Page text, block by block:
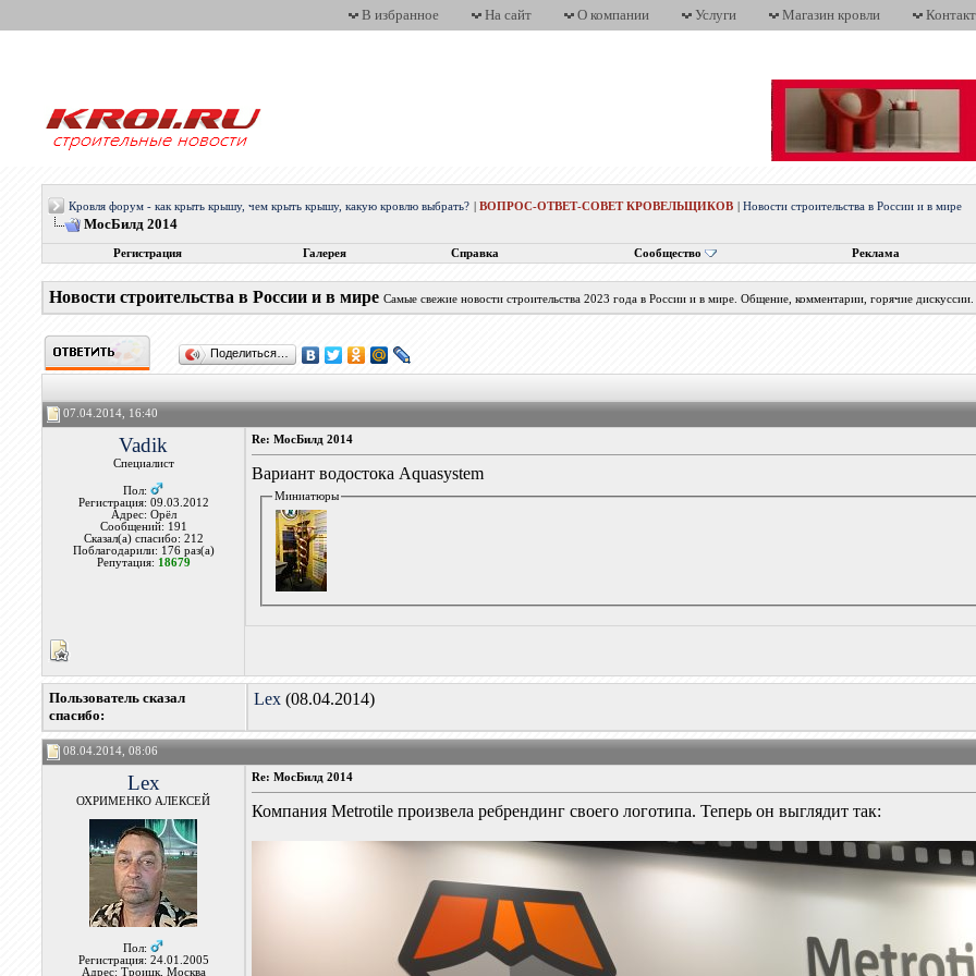
В избранное На сайт О компании Услуги Магазин кровли
Кровля форум - как крыть крышу, чем крыть крышу, какую кровлю выбрать? |ВОПРОС-ОТВЕТ-СОВЕТ КРОВЕЛЬЩИКОВ |Новости строительства в России и в мире
МосБилд 2014
Регистрация Галерея Справка Сообщество Реклама
Новости строительства в России и в мире Самые свежие новости строительства 2023 года в России и в мире. Общение, комментарии, горячие дискуссии.
Поделиться…
07.04.2014, 16:40
Vadik
Специалист
Пол:
Регистрация: 09.03.2012
Адрес: Орёл
Сообщений: 191
Сказал(а) спасибо: 212
Поблагодарили: 176 раз(а)
Репутация: 18679
Re: МосБилд 2014
Вариант водостока Aquasystem
Миниатюры
Пользователь сказал
cпасибо:
Lex (08.04.2014)
08.04.2014, 08:06
Lex
ОХРИМЕНКО АЛЕКСЕЙ
Пол:
Регистрация: 24.01.2005
Адрес: Троицк, Москва
Re: МосБилд 2014
Компания Metrotile произвела ребрендинг своего логотипа. Теперь он выглядит так: